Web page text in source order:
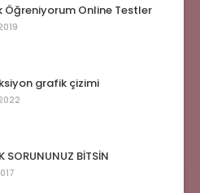
Online Testler
grafik çizimi
SORUNUNUZ BİTSİN